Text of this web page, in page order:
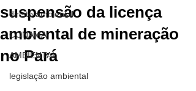
direito ambiental
CONAMA
AMBIENTAL
legislação ambiental
suspensão da licença
ambiental de mineração
no Pará